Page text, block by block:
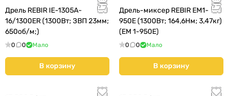
Дрель REBIR IE-1305A-
16/1300ER (1300Вт; ЗВП 23мм;
650об/м;)
0 0 Мало
В корзину
Дрель-миксер REBIR EM1-
950E (1300Вт; 164,6Нм; 3,47кг)
(EM 1-950E)
0 0 Мало
В корзину